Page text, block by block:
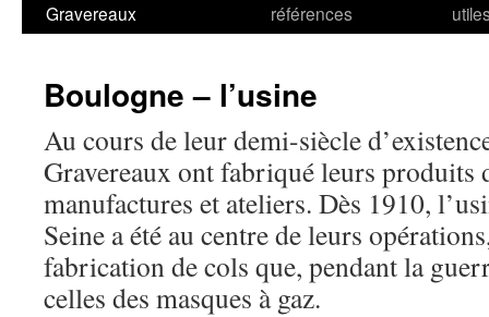
Gravereaux
références
Boulogne – l’usine
Au cours de leur demi-siècle
Gravereaux ont fabriqué leurs produits
manufactures et ateliers. Dès 1910,
Seine a été au centre de leurs
fabrication de cols que, pendant la
celles des masques à gaz.